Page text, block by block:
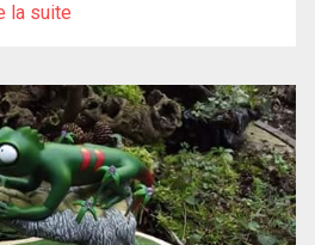
la suite